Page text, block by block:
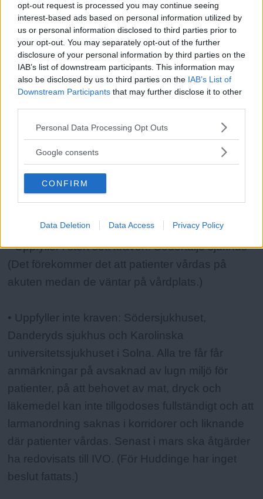
opt-out request is processed you may continue seeing
interest-based ads based on personal information utilized by
us or personal information disclosed to third parties prior to
your opt-out. You may separately opt-out of the further
disclosure of your personal information by third parties on the
IAB’s list of downstream participants. This information may
also be disclosed by us to third parties on the IAB’s List of
Downstream Participants that may further disclose it to other
Please note that this website/app uses one or more Google
not limited to your visit or usage behaviour. You may click to
use your data for below specified purposes in below Google
consent section.
Personal Data Processing Opt Outs
Google consents
CONFIRM
Data Deletion Data Access Privacy Policy
Läs Frias efterträdare!
Syreär Sveriges enda gröna dagstidning som
finns både digitalt och i tryck.
problem om man inte kan förklara det. Vi skulle nog
behöva följa fler arbetspass i detalj för att identifiera
exakt var det brister. Tyvärr har vi alldeles för många
andra problem och brister just nu för att kunna
kraftsamla mot detta.
Fakta:
IVO:s tillsyn av akutsjukvård
• Uppfyller kraven på god och säker vård:
• Uppfyller i stort sett kraven: Södertälje sjukhus
(Det förekommer det att patienter vårdas på
akuten medan de väntar på vårdplats.)
• Uppfyller inte kraven: Södersjukhuset,
Danderyds sjukhus och Karolinska
universitetssjukhuset i Solna. Alla tre får får
anmärkningar på avsaknad av lugn miljö för
patienter, på att behovet av mat, dryck och
läkemedel kan inte tillgodoses fullständigt och att
larmanordning saknas i korridorer och liknande
där patienter vårdas. Senast i mars ska åtgärder
ha redovisats till IVO. (För Huddinge har inget
beslut fattats.)